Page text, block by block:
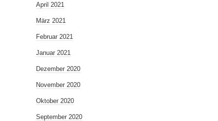
April 2021
März 2021
Februar 2021
Januar 2021
Dezember 2020
November 2020
Oktober 2020
September 2020